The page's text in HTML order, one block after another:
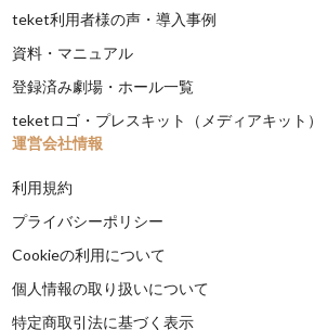
teket利用者様の声・導入事例
資料・マニュアル
登録済み劇場・ホール一覧
teketロゴ・プレスキット（メディアキット）
運営会社情報
利用規約
プライバシーポリシー
Cookieの利用について
個人情報の取り扱いについて
特定商取引法に基づく表示